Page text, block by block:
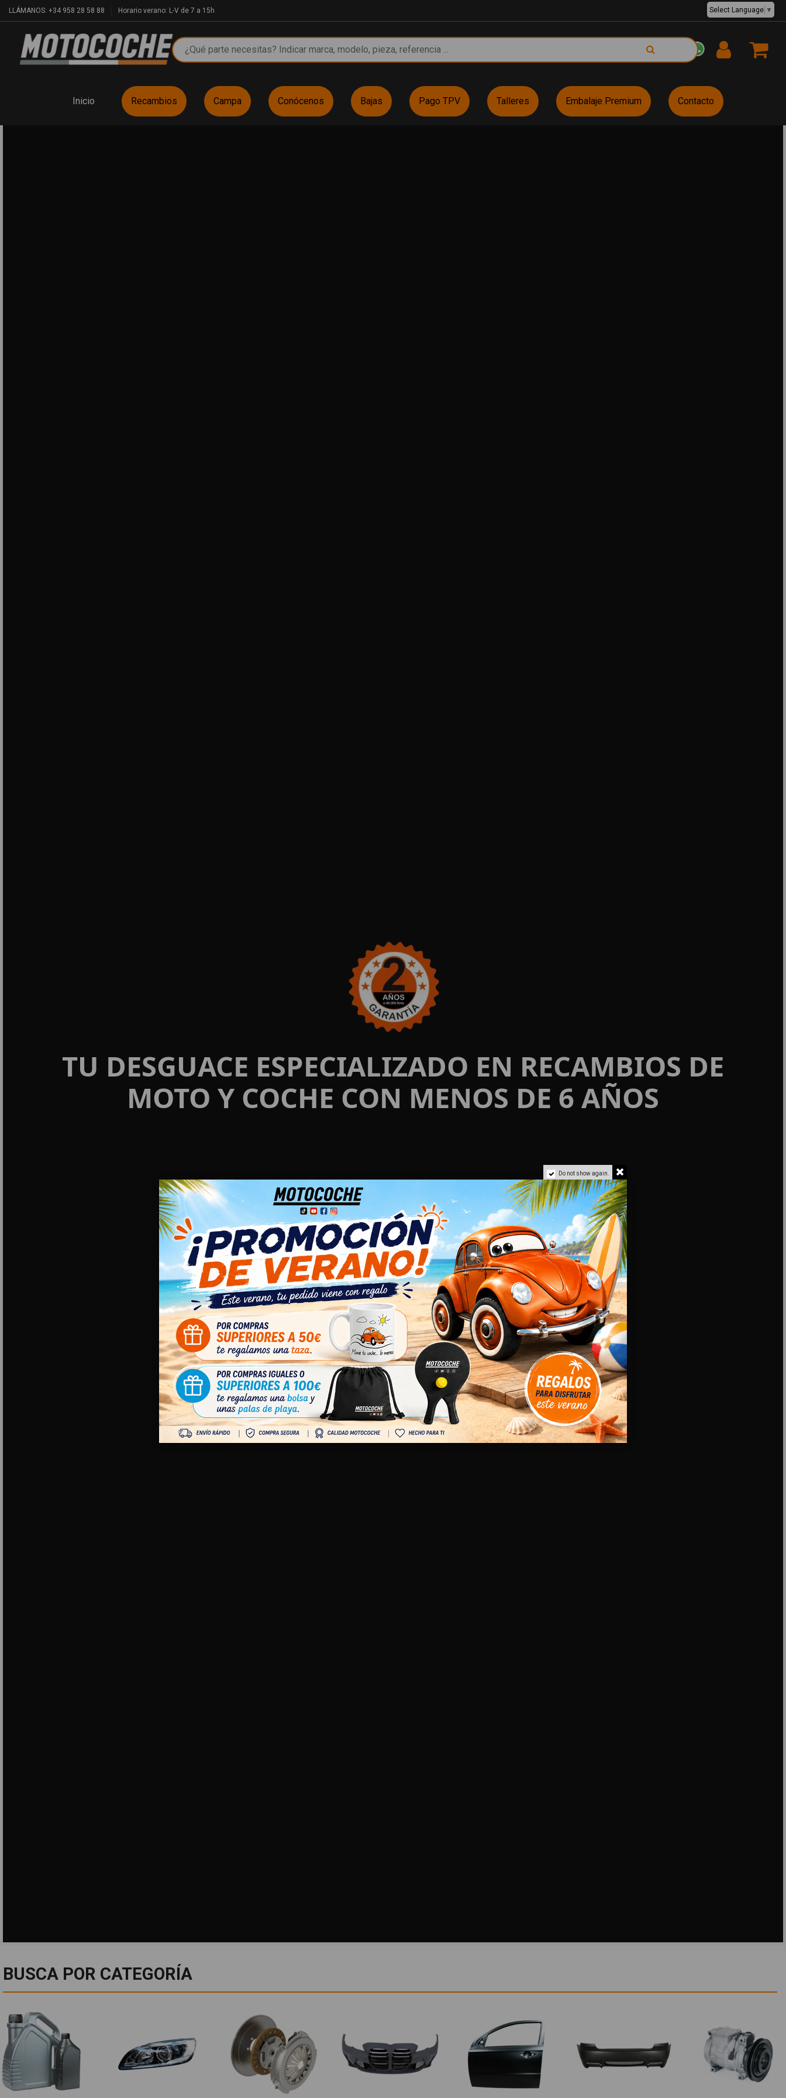
LLÁMANOS: +34 958 28 58 88 Horario verano: L-V de 7 a 15h EUR €
Select Language ▼
Inicio Recambios Campa Conócenos Bajas Pago TPV Talleres Embalaje Premium Contacto
TU DESGUACE ESPECIALIZADO EN RECAMBIOS DE
MOTO Y COCHE CON MENOS DE 6 AÑOS
BUSCA POR CATEGORÍA
Do not show again.